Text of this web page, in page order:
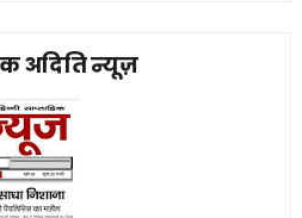
अदिति न्यूज़